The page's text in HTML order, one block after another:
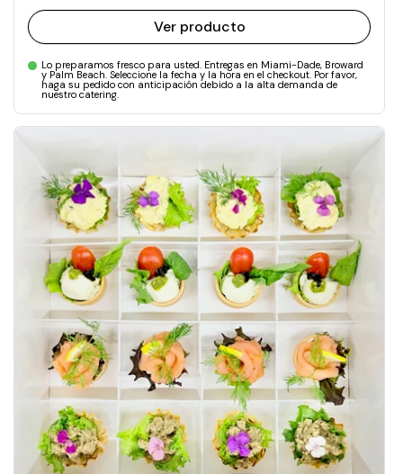
Ver producto
Lo preparamos fresco para usted. Entregas en Miami-Dade, Broward
y Palm Beach. Seleccione la fecha y la hora en el checkout. Por favor,
haga su pedido con anticipación debido a la alta demanda de
nuestro catering.